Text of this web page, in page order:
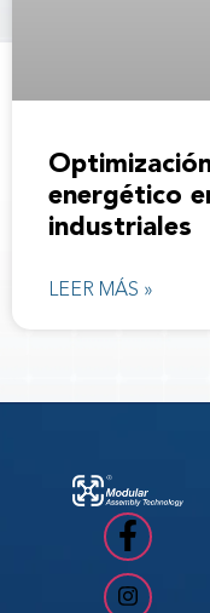
energético
industriales
LEER MÁS »